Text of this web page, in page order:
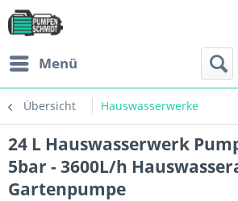
Menü
Übersicht Hauswasserwerke
24 L Hauswasserwerk
5bar - 3600L/h
Gartenpumpe